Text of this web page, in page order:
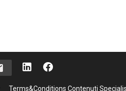
Terms&Conditions Contenuti